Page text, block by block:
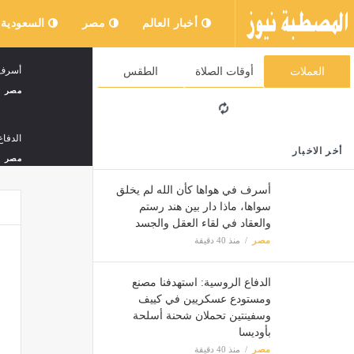
أخبار العالم مصر السعودية
العملات أوقات الصلاة الطقس
أخر الاخبار
أسرف في هواها كأن الله لم يخلق
سواها، ماذا دار بين هند رستم
والعقاد في لقاء العقل والجسد
مصر منذ 40 دقيقة
الدفاع الروسية: استهدفنا مصنع
ومستودع عسكريين في كييف
وسفينتين تحملان شحنة أسلحة
بأوديسا
مصر منذ 40 دقيقة
مصر
مصر
تنسيق الجامعات 2026،